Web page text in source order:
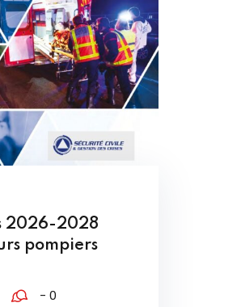
2026-2028
pompiers
- 0